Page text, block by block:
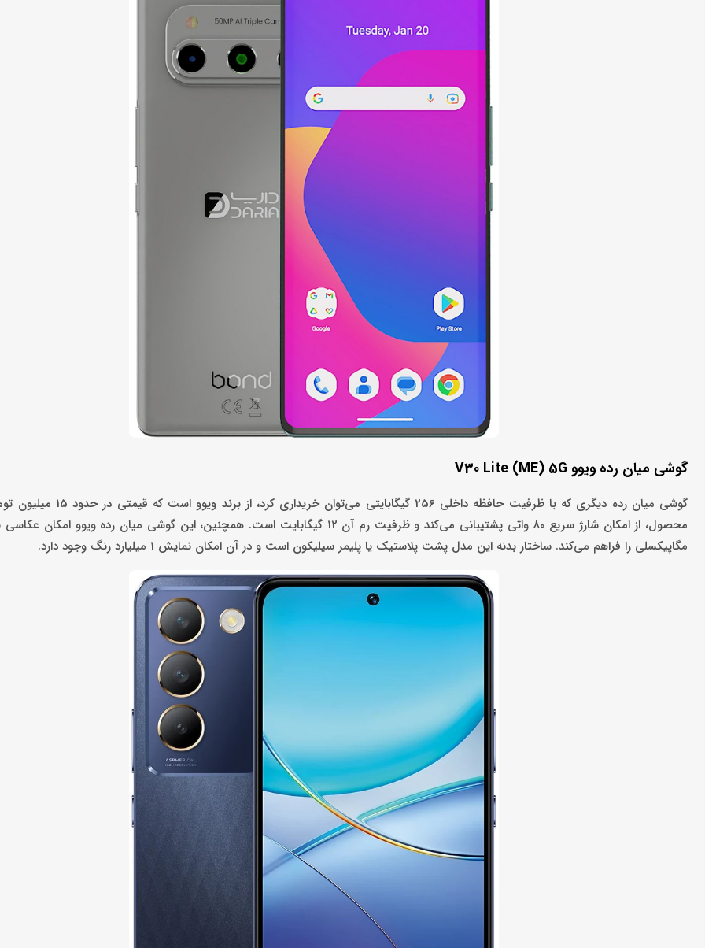
گوشی میان رده ویوو V30 Lite (ME) 5G
گوشی میان رده دیگری که با ظرفیت حافظه داخلی 256
مگاپیکسلی را فراهم می‌کند. ساختار بدنه این مدل پشت پلاستیک یا پلیمر سیلیکون است و در آن امکان نمایش 1 میلیارد رنگ وجود دارد.